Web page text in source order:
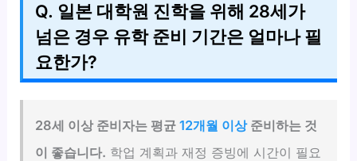
Q. 일본 대학원 진학을 위해 28세가
넘은 경우 유학 준비 기간은 얼마나 필
요한가?
28세 이상 준비자는 평균12개월 이상준비하는 것
이 좋습니다. 학업 계획과 재정 증빙에 시간이 필요